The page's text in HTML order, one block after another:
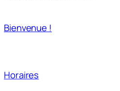
Bienvenue !
Horaires